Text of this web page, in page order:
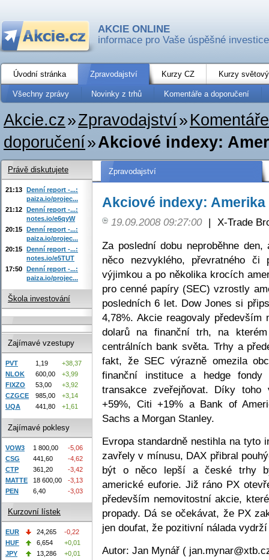
AKCIE ONLINE
informace pro Vaše úspěšné investice
Úvodní stránka Zpravodajství Kurzy CZ Kurzy
Všechny zprávy Novinky z trhů Komentáře a doporučení
Akcie.cz»Zpravodajství»
doporučení»Akciové indexy:
Zpravodajství
Akciové indexy:
19.09.2008 09:27:00 | X-Trade
Za poslední dobu neproběhne
něco nezvyklého, převratného či
výjimkou a po několika krocích
pro cenné papíry (SEC) vzrostly
posledních 6 let. Dow Jones si
4,78%. Akcie reagovaly
dolarů na finanční trh, na
centrálních bank světa. Trhy a
fakt, že SEC výrazně omezila
finanční instituce a hedge fondy
transakce zveřejňovat. Díky toho
+59%, Citi +19% a Bank of
Sachs a Morgan Stanley.
Evropa standardně nestihla na tyto
zavřely v mínusu, DAX přibral
být o něco lepší a české trhy
americké euforie. Již ráno PX
především nemovitostní akcie,
propady. Dá se očekávat, že PX
jen doufat, že pozitivní nálada
Autor: Jan Mynář (
Právě diskutujete
21:13 Denní report -...:
paiza.io/projec...
21:12 Denní report -...:
notes.io/e6qyW
20:15 Denní report -...:
paiza.io/projec...
20:15 Denní report -...:
notes.io/e5TUT
17:50 Denní report -...:
paiza.io/projec...
Škola investování
Zajímavé vzestupy
PVT 1,19
+38,37
NLOK
600,00
+3,99
FIXZO
53,00
+3,92
CZGCE
985,00
+3,14
UQA
441,80 +1,61
Zajímavé poklesy
VOW3 1 800,00
-5,06
CSG
441,60
-4,62
CTP
361,20
-3,42
MATTE
18 600,00
-3,13
PEN
6,40 -3,03
Kurzovní lístek
EUR 24,265
-0,22
HUF
6,654
+0,01
JPY
13,286
+0,01